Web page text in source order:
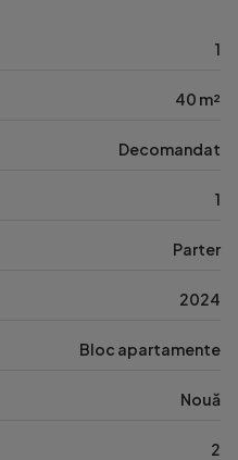
1
40 m²
Decomandat
1
Parter
2024
Bloc apartamente
Nouă
2